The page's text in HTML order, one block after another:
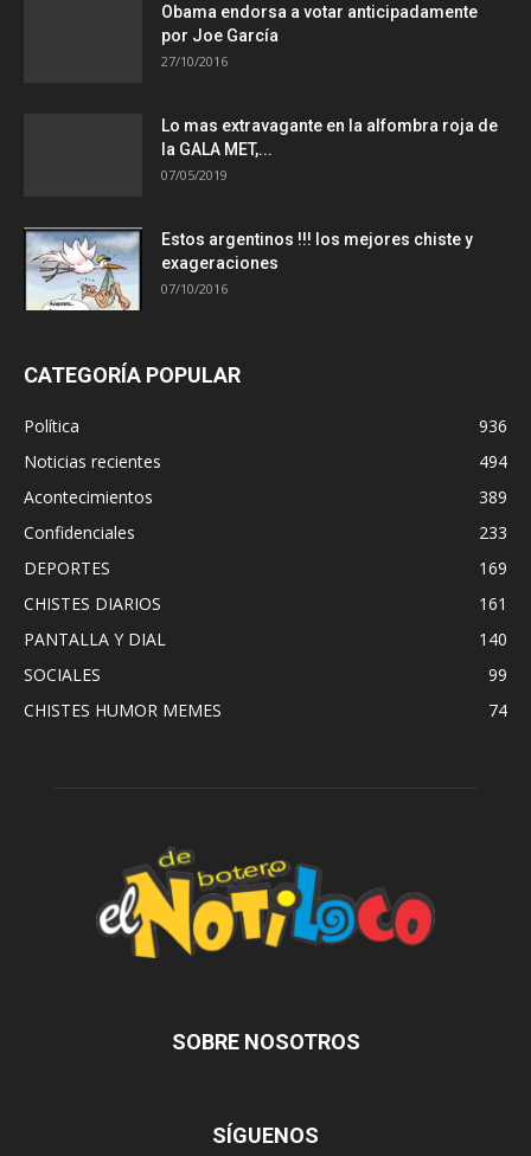
Obama endorsa a votar anticipadamente
por Joe García
27/10/2016
Lo mas extravagante en la alfombra roja de
la GALA MET,...
07/05/2019
Estos argentinos !!! los mejores chiste y
exageraciones
07/10/2016
CATEGORÍA POPULAR
Política
936
Noticias recientes
494
Acontecimientos
389
Confidenciales
233
DEPORTES
169
CHISTES DIARIOS
161
PANTALLA Y DIAL
140
SOCIALES
99
CHISTES HUMOR MEMES
74
SOBRE NOSOTROS
SÍGUENOS